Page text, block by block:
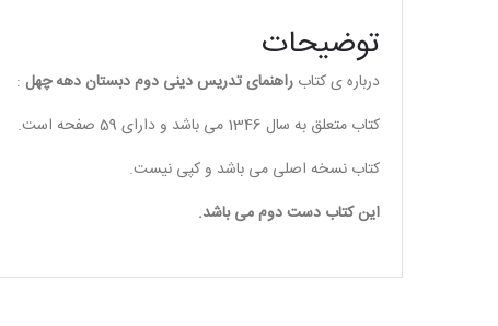
توضیحات
درباره ی کتاب راهنمای تدریس دینی دوم دبستان دهه چهل :
کتاب متعلق به سال 1346 می باشد و دارای 59 صفحه است.
کتاب نسخه اصلی می باشد و کپی نیست.
این کتاب دست دوم می باشد.